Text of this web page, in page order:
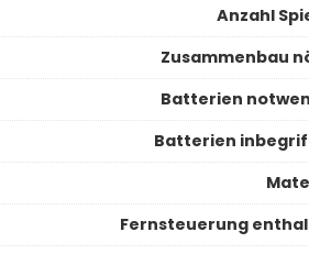
Anzahl
Zusammenbau
Batterien
Batterien
Fernsteuerung